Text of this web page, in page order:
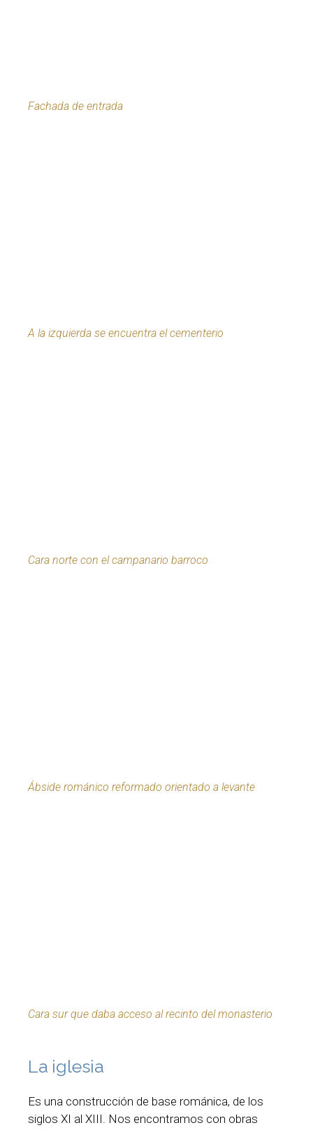
Fachada de entrada
A la izquierda se encuentra el cementerio
Cara norte con el campanario barroco
Ábside románico reformado orientado a levante
Cara sur que daba acceso al recinto del monasterio
La iglesia
Es una construcción de base románica, de los
siglos XI al XIII. Nos encontramos con obras